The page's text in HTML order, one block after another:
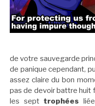
de votre sauvegarde
de panique cependant,
assez claire du bon
pas de devoir battre huit
les sept trophées